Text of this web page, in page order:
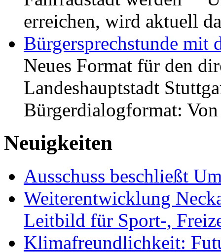
erreichen, wird aktuell
Bürgersprechstunde mit
Neues Format für den
Landeshauptstadt
Bürgerdialogformat:
Neuigkeiten
Ausschuss beschließt
Weiterentwicklung
Leitbild für Sport-,
Klimafreundlichkeit: